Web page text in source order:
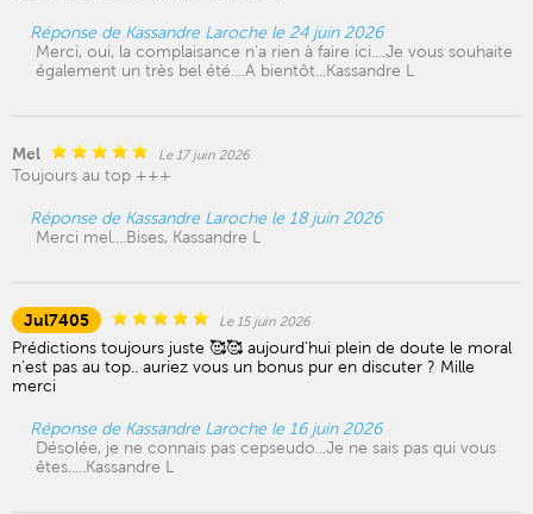
Réponse de Kassandre Laroche le 24 juin 2026
Merci, oui, la complaisance n'a rien à faire ici....Je vous souhaite
également un très bel été....A bientôt...Kassandre L
Mel Le 17 juin 2026
Toujours au top +++
Réponse de Kassandre Laroche le 18 juin 2026
Merci mel....Bises, Kassandre L
Jul7405 Le 15 juin 2026
Prédictions toujours juste 🥰🥰 aujourd’hui plein de doute le moral
n’est pas au top.. auriez vous un bonus pur en discuter ? Mille
merci
Réponse de Kassandre Laroche le 16 juin 2026
Désolée, je ne connais pas cepseudo...Je ne sais pas qui vous
êtes.....Kassandre L